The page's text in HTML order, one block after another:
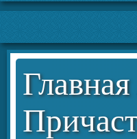
Главная